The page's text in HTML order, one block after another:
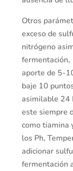
Otros
exceso de
nitrógeno
fermentación,
aporte de 5-
baje 10
asimilable 24
este siempre
como tiamina
los Ph,
adicionar
fermentación